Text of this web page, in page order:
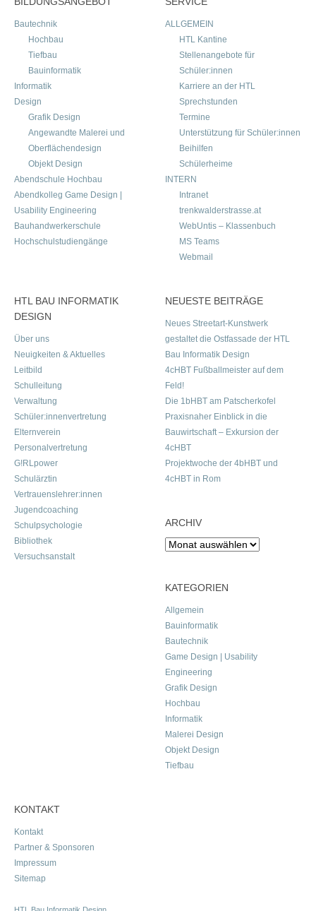
Bautechnik
Hochbau
Tiefbau
Bauinformatik
Informatik
Design
Grafik Design
Angewandte Malerei und
Oberflächendesign
Objekt Design
Abendschule Hochbau
Abendkolleg Game Design |
Usability Engineering
Bauhandwerkerschule
Hochschulstudiengänge
ALLGEMEIN
HTL Kantine
Stellenangebote für
Schüler:innen
Karriere an der HTL
Sprechstunden
Termine
Unterstützung für Schüler:innen
Beihilfen
Schülerheime
INTERN
Intranet
trenkwalderstrasse.at
WebUntis – Klassenbuch
MS Teams
Webmail
HTL BAU INFORMATIK
DESIGN
Über uns
Neuigkeiten & Aktuelles
Leitbild
Schulleitung
Verwaltung
Schüler:innenvertretung
Elternverein
Personalvertretung
G!RLpower
Schulärztin
Vertrauenslehrer:innen
Jugendcoaching
Schulpsychologie
Bibliothek
Versuchsanstalt
NEUESTE BEITRÄGE
Neues Streetart-Kunstwerk
gestaltet die Ostfassade der HTL
Bau Informatik Design
4cHBT Fußballmeister auf dem
Feld!
Die 1bHBT am Patscherkofel
Praxisnaher Einblick in die
Bauwirtschaft – Exkursion der
4cHBT
Projektwoche der 4bHBT und
4cHBT in Rom
ARCHIV
Archiv
KATEGORIEN
Allgemein
Bauinformatik
Bautechnik
Game Design | Usability
Engineering
Grafik Design
Hochbau
Informatik
Malerei Design
Objekt Design
Tiefbau
KONTAKT
Kontakt
Partner & Sponsoren
Impressum
Sitemap